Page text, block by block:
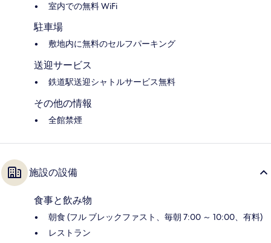
室内での無料 WiFi
駐車場
敷地内に無料のセルフパーキング
送迎サービス
鉄道駅送迎シャトルサービス無料
その他の情報
全館禁煙
施設の設備
食事と飲み物
朝食 (フル ブレックファスト、毎朝 7:00 ～ 10:00、有料)
レストラン